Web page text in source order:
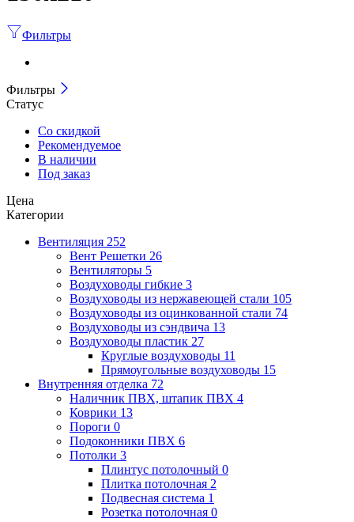
Фильтры
Фильтры
Статус
Со скидкой
Рекомендуемое
В наличии
Под заказ
Цена
Категории
Вентиляция 252
Вент Решетки 26
Вентиляторы 5
Воздуховоды гибкие 3
Воздуховоды из нержавеющей стали 105
Воздуховоды из оцинкованной стали 74
Воздуховоды из сэндвича 13
Воздуховоды пластик 27
Круглые воздуховоды 11
Прямоугольные воздуховоды 15
Внутренняя отделка 72
Наличник ПВХ, штапик ПВХ 4
Коврики 13
Пороги 0
Подоконники ПВХ 6
Потолки 3
Плинтус потолочный 0
Плитка потолочная 2
Подвесная система 1
Розетка потолочная 0